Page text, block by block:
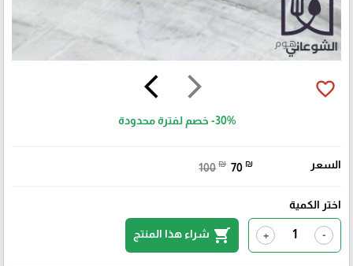
arrow_forward_ios
arrow_back_ios favorite_border
-30% خصم لفترة محدودة
السعر 100 ₪ 70 ₪
اختر الكمية
-
+
shopping_cart شراء هذا المنتج